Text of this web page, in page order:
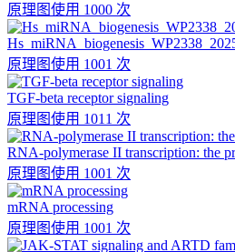
原理图使用 1000 次
原理图使用 1001 次
TGF-beta receptor signaling
原理图使用 1011 次
RNA-polymerase II transcription: the
原理图使用 1001 次
mRNA processing
原理图使用 1001 次